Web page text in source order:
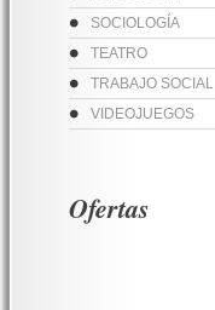
SOCIOLOGÍA
TEATRO
TRABAJO SOCIAL
VIDEOJUEGOS
Ofertas